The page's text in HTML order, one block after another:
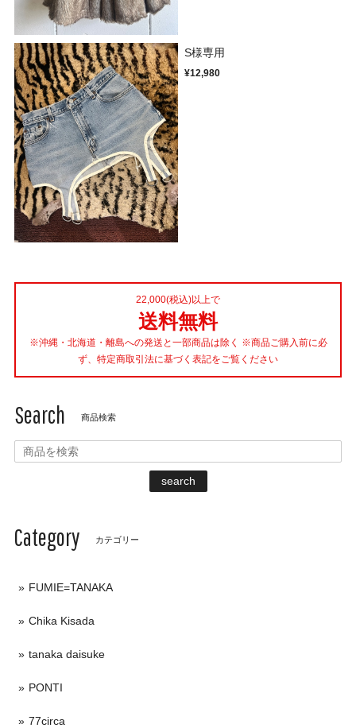
S様専用
¥12,980
22,000(税込)以上で
送料無料
※沖縄・北海道・離島への発送と一部商品は除く ※商品ご購入前に必
ず、特定商取引法に基づく表記をご覧ください
Search 商品検索
search
Category カテゴリー
FUMIE=TANAKA
Chika Kisada
tanaka daisuke
PONTI
77circa